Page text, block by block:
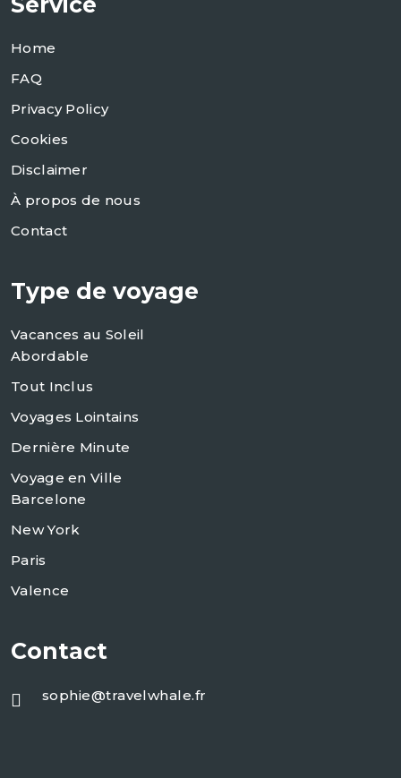
Home
FAQ
Privacy Policy
Cookies
Disclaimer
À propos de nous
Contact
Type de voyage
Vacances au Soleil
Abordable
Tout Inclus
Voyages Lointains
Dernière Minute
Voyage en Ville
Barcelone
New York
Paris
Valence
Contact
sophie@travelwhale.fr